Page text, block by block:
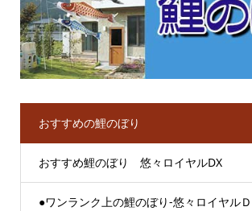
おすすめの鯉のぼり
おすすめ鯉のぼり 悠々ロイヤルDX
●ワンランク上の鯉のぼり-悠々ロイヤル